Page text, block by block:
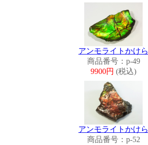
アンモライトかけら
商品番号：p-49
9900円 (税込)
アンモライトかけら
商品番号：p-52